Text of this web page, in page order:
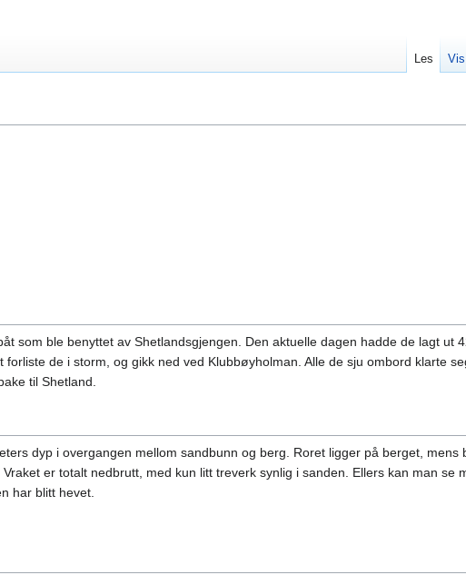
som ble benyttet av Shetlandsgjengen. Den aktuelle dagen hadde de lagt ut
de i storm, og gikk ned ved Klubbøyholman. Alle de sju ombord klarte
til Shetland.
dyp i overgangen mellom sandbunn og berg. Roret ligger på berget, mens
er totalt nedbrutt, med kun litt treverk synlig i sanden. Ellers kan man se
har blitt hevet.
Les